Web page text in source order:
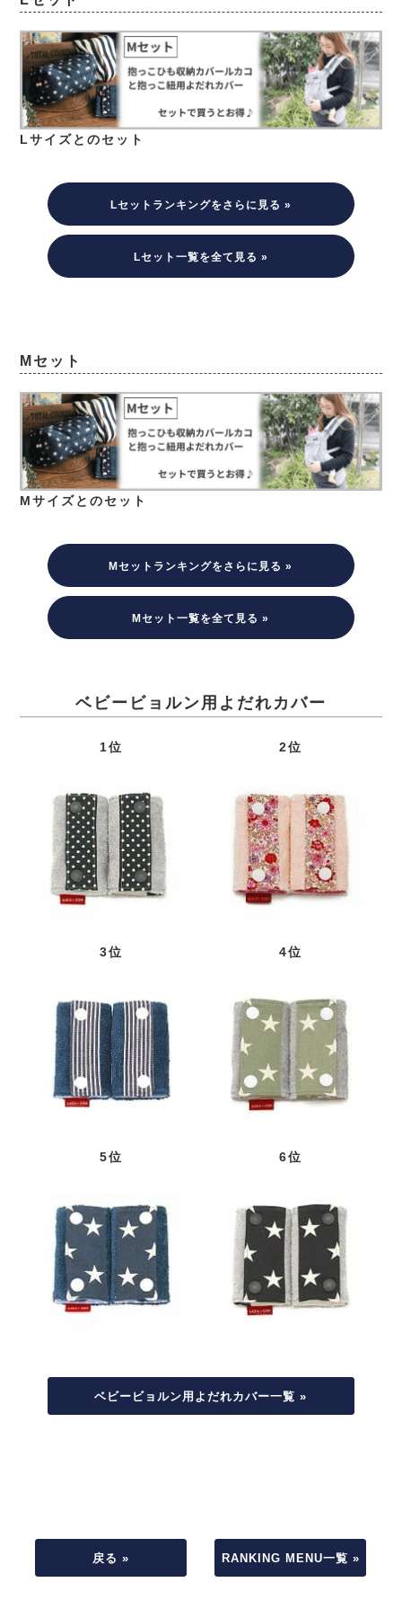
Lサイズとのセット
Lセットランキングをさらに見る »
Lセット一覧を全て見る »
Mセット
Mサイズとのセット
Mセットランキングをさらに見る »
Mセット一覧を全て見る »
ベビービョルン用よだれカバー
1位 2位
3位 4位
5位 6位
ベビービョルン用よだれカバー一覧 »
戻る » RANKING MENU一覧 »